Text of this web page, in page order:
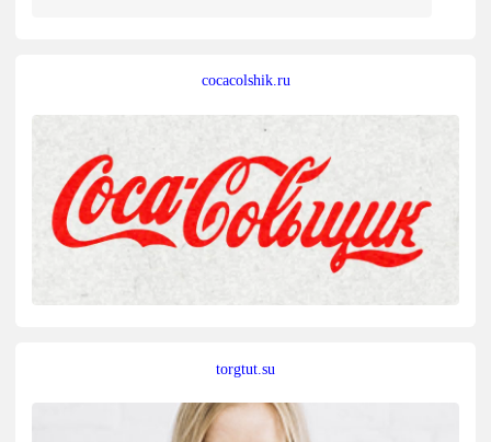
cocacolshik.ru
torgtut.su